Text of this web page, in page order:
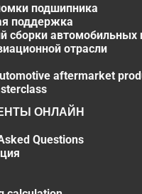
подшипника
поддержка
сборки автомобильных
отрасли
aftermarket
ОНЛАЙН
Questions